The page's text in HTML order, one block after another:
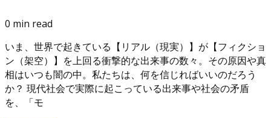
0 min read
いま、世界で起きている【リアル（現実）】が【フィクショ
ン（架空）】を上回る衝撃的な出来事の数々。その原因や真
相はいつも闇の中。私たちは、何を信じればいいのだろう
か？ 現代社会で実際に起こっている出来事や社会の矛盾
を、「モ